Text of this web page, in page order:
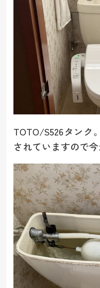
TOTO/S526タンク
されていますので